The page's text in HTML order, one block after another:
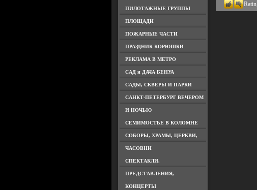
ПИЛОТАЖНЫЕ ГРУППЫ
ПЛОЩАДИ
ПОЖАРНЫЕ ЧАСТИ
ПРАЗДНИК КОРЮШКИ
РЕКЛАМА В МЕТРО
САД и ДАЧА БЕНУА
САДЫ, СКВЕРЫ И ПАРКИ
САНКТ-ПЕТЕРБУРГ ВЕЧЕРОМ
И НОЧЬЮ
СЕМИМОСТЬЕ В КОЛОМНЕ
СОБОРЫ, ХРАМЫ, ЦЕРКВИ,
ЧАСОВНИ
СПЕКТАКЛИ,
ПРЕДСТАВЛЕНИЯ,
КОНЦЕРТЫ